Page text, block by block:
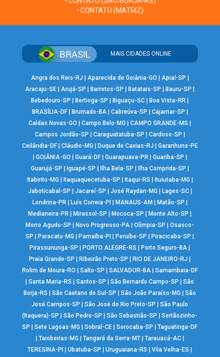
• CONTATO (MATRIZ)
MAIS CIDADES ONLINE
Angra dos Reis-RJ | Aparecida de Goiânia-GO | Apiaí-SP |
Aracaju-SE | Arujá-SP |Barretos-SP |Batatais-SP |Bauru-SP |
Bebedouro-SP |Bertioga-SP |Biguaçu-SC |Boa Vista-RR |
BRASÍLIA-DF| Brumado-BA| Cabreúva-SP | Cajamar-SP |
Caldas Novas-GO |Campo Belo-MG |CAMPO GRANDE-MS |
Campos Jordão-SP | Caraguatatuba-SP | Cardoso-SP |
Ceilândia-DF| Cláudio-MG | Duque de Caxias-RJ | Garanhuns-PE
| GOIÂNIA-GO | Guará-DF| Guarapuava-PR | Guariba-SP |
Guarujá-SP | Iguapé-SP | Ilha Bela-SP | Ilha Comprida-SP |
Itabirito-MG | Itaquaquecetuba-SP | Itaqui-RS | Ituiutaba-MG |
Jaboticabal-SP | Jacareí-SP | José Raydan-MG | Lages-SC|
Londrina-PR | Luís Correia-PI | MANAUS-AM | Matão-SP |
Medianeira-PR |Mirassol-SP |Mococa-SP |Monte Alto-SP |
Morro Agudo-SP |Novo Progresso-PA |Olímpia-SP |Osasco-
SP |Paracatu-MG |Parnaíba-PI |Peruíbe-SP |Piracicaba-SP |
Pirassununga-SP |PORTO ALEGRE-RS |Porto Seguro-BA |
Praia Grande-SP |Ribeirão Preto-SP |RIO DE JANEIRO-RJ |
Rolim de Moura-RO | Salto-SP | SALVADOR-BA| Samambaia-DF
|Santa Maria-RS |Santos-SP |São Bernardo Campo-SP |São
Borja-RS |São Caetano do Sul-SP |São João Paraíso-MG |São
José Campos-SP |São José do Rio Preto-SP |São Paulo
(Itaquera)-SP |São Pedro-SP |São Sebastião-SP |Sertãozinho-
SP |Sete Lagoas-MG |Sobral-CE |Sorocaba-SP |Taguatinga-DF
| Taiobeiras-MG | Tangará da Serra-MT| Tarauacá-AC|
TERESINA-PI |Ubatuba-SP |Uruguaiana-RS |Vila Velha-ES |